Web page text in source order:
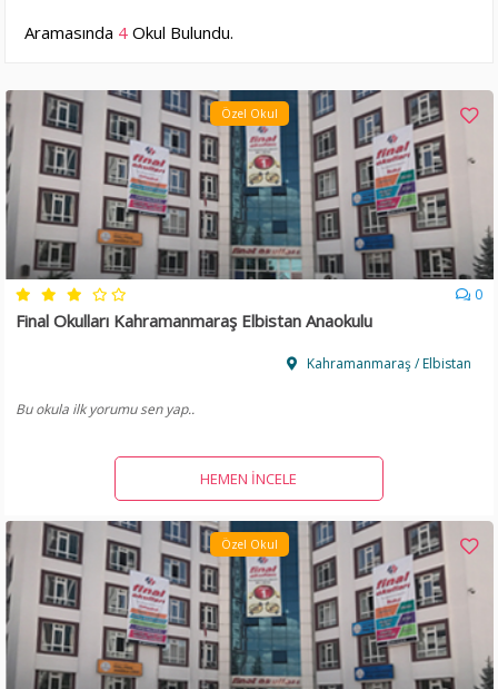
Aramasında 4 Okul Bulundu.
Özel Okul
0
Final Okulları Kahramanmaraş Elbistan Anaokulu
Kahramanmaraş / Elbistan
Bu okula ilk yorumu sen yap..
HEMEN İNCELE
Özel Okul